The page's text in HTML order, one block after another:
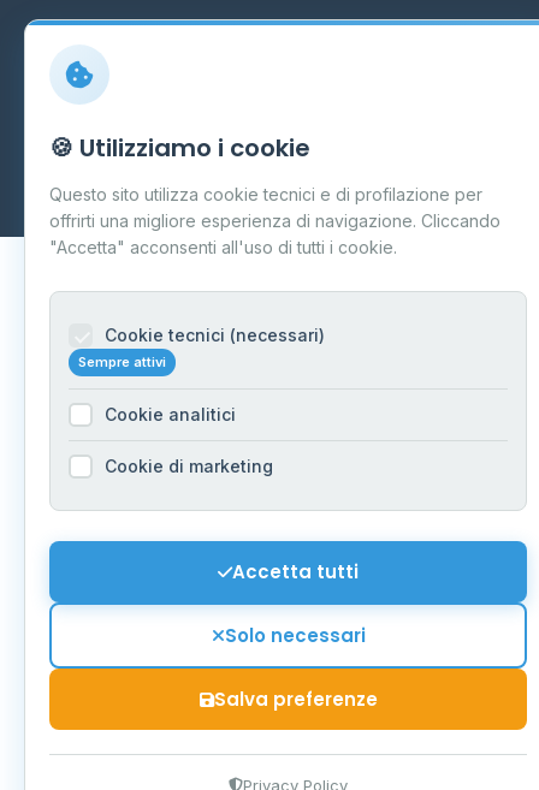
Carpi P.IVA 03859300364
Aggiornamento quotidiano
🍪 Utilizziamo i cookie
Questo sito utilizza cookie tecnici e di profilazione per
offrirti una migliore esperienza di navigazione. Cliccando
"Accetta" acconsenti all'uso di tutti i cookie.
Cookie tecnici (necessari)
Sempre attivi
Cookie analitici
Cookie di marketing
Accetta tutti
Solo necessari
Salva preferenze
Privacy Policy